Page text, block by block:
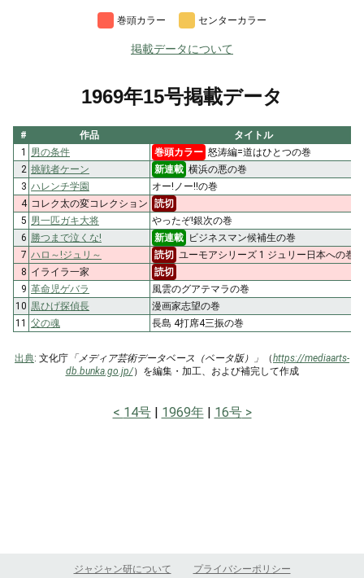
巻頭カラー センターカラー
掲載データについて
1969年15号掲載データ
# 作品
タイトル
1
男の条件 巻頭カラー 怒涛編=道はひとつの巻
2 挑戦者ケーン 新連載 横浜の悪の巻
3 ハレンチ学園
オー!ノー!!の巻
4 コレク太の変コレクション
読切
5 男一匹ガキ大将
やったぞ!銀次の巻
6 勝つまで泣くな! 新連載 ビジネスマン候補生の巻
7 ハロ～!ジュリ～ 読切 ユーモアシリーズ 1 ジュリー日本への巻
8 イライラ一家
読切
9 革命児ゲバラ
風雲のグアテマラの巻
10 黒ひげ探偵長
漫画家志望の巻
11 父の魂 長島 4打席4三振の巻
出典: 文化庁 「メディア芸術データベース（ベータ版）」 （https://mediaarts-
db.bunka.go.jp/）を編集・加工、および補完して作成
14号 1969年 16号
ジャジャン研について プライバシーポリシー